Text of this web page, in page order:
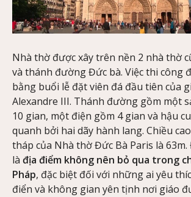
Nhà thờ được xây trên nền 2 nhà thờ
và thánh đường Đức bà. Việc thi công
bằng buổi lễ đặt viên đá đầu tiên của
Alexandre III. Thánh đường gồm một
10 gian, một điện gồm 4 gian và hậu
quanh bởi hai dãy hành lang. Chiều
tháp của Nhà thờ Đức Bà Paris là
là địa điểm không nên bỏ qua trong
Pháp, đặc biệt đối với những ai yêu
điển và không gian yên tịnh nơi giáo